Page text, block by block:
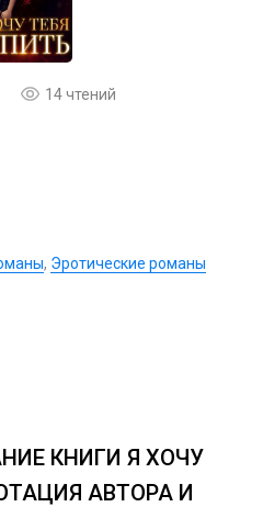
14 чтений
, Эротические романы
КНИГИ Я ХОЧУ
АВТОРА И